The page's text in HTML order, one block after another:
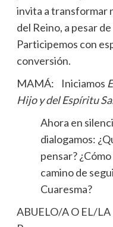
invita a transformar
del Reino, a pesar
Participemos con
conversión.
MAMÁ: Iniciamos
Hijo y del Espíritu
Ahora en
dialogamos:
pensar?
camino de
Cuaresma?
ABUELO/A O EL/LA